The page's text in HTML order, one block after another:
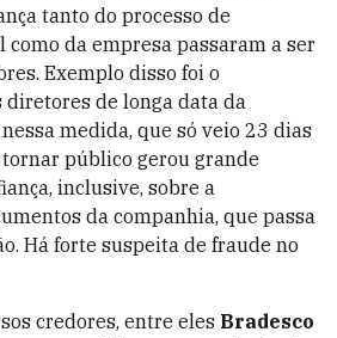
tanto do processo de
da empresa passaram a ser
Exemplo disso foi o
diretores de longa data da
medida, que só veio 23 dias
público gerou grande
inclusive, sobre a
da companhia, que passa
Há forte suspeita de fraude no
credores, entre eles Bradesco